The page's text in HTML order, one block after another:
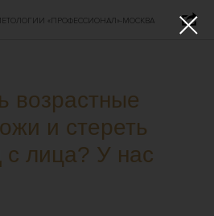
«ПРОФЕССИОНАЛ»-МОСКВА
возрастные
и стереть
с лица? У нас